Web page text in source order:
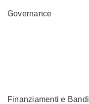
Governance
Finanziamenti e Bandi